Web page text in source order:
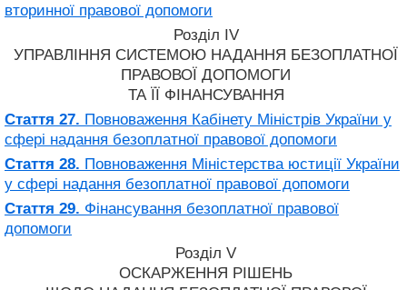
вторинної правової допомоги
Розділ IV
УПРАВЛІННЯ СИСТЕМОЮ НАДАННЯ БЕЗОПЛАТНОЇ
ПРАВОВОЇ ДОПОМОГИ
ТА ЇЇ ФІНАНСУВАННЯ
Стаття 27. Повноваження Кабінету Міністрів України у
сфері надання безоплатної правової допомоги
Стаття 28. Повноваження Міністерства юстиції України
у сфері надання безоплатної правової допомоги
Стаття 29. Фінансування безоплатної правової
допомоги
Розділ V
ОСКАРЖЕННЯ РІШЕНЬ